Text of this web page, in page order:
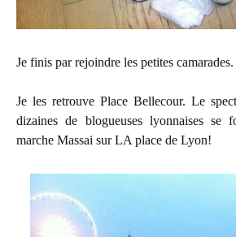
Je finis par rejoindre les petites camarades.
Je les retrouve Place Bellecour. Le
dizaines de blogueuses lyonnaises se
marche Massai sur LA place de Lyon!